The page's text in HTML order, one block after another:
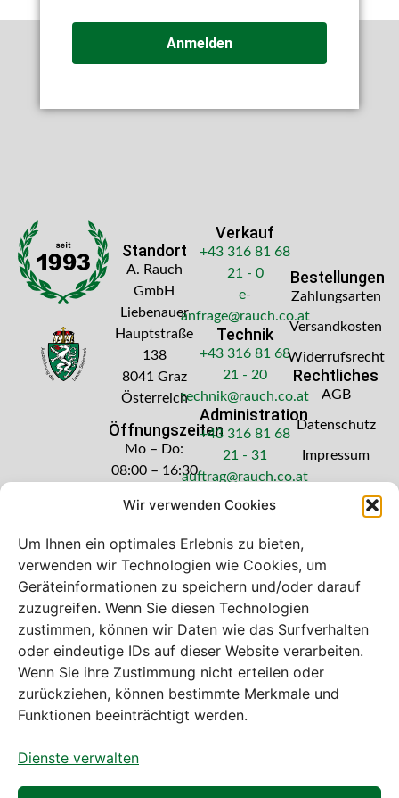
Wir verwenden Cookies
Um Ihnen ein optimales Erlebnis zu bieten,
verwenden wir Technologien wie Cookies, um
Geräteinformationen zu speichern und/oder darauf
zuzugreifen. Wenn Sie diesen Technologien
zustimmen, können wir Daten wie das Surfverhalten
oder eindeutige IDs auf dieser Website verarbeiten.
Wenn Sie ihre Zustimmung nicht erteilen oder
zurückziehen, können bestimmte Merkmale und
Funktionen beeinträchtigt werden.
Dienste verwalten
Anmelden
Standort
A. Rauch
GmbH
Liebenauer
Hauptstraße
138
8041 Graz
Österreich
Öffnungszeiten
Mo – Do:
08:00 – 16:30
Freitag: 08:00
Verkauf
+43 316 81 68
21 - 0
e-
anfrage@rauch.co.at
Technik
+43 316 81 68
21 - 20
technik@rauch.co.at
Administration
+43 316 81 68
21 - 31
auftrag@rauch.co.at
Bestellungen
Zahlungsarten
Versandkosten
Widerrufsrecht
Rechtliches
AGB
Datenschutz
Impressum
Bei diesem Webshop handelt es sich um
einen B2B-Webshop
A. Rauch GmbH – Ihr Experte aus Österreich für Waagen,
Eich- & Kalibrierservice, Sprühnebel-Zerstäubungstechnik
und Lebensmittelmaschinen.
Sämtliche Angebote der A. Rauch GmbH richten sich